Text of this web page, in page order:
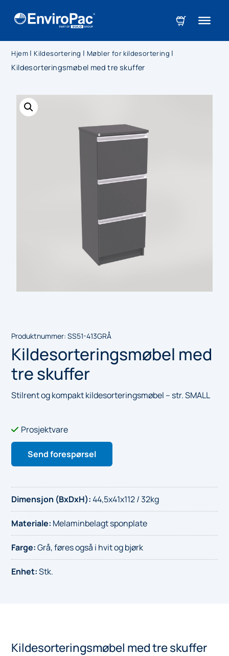
Hjem | Kildesortering | Møbler for kildesortering |
Kildesorteringsmøbel med tre skuffer
Produktnummer:SS51-413GRÅ
Kildesorteringsmøbel med
tre skuffer
Stilrent og kompakt kildesorteringsmøbel – str. SMALL
 Prosjektvare
Send forespørsel
Dimensjon (BxDxH):44,5x41x112 / 32kg
Materiale: Melaminbelagt sponplate
Farge:Grå, føres også i hvit og bjørk
Enhet:Stk.
Kildesorteringsmøbel med tre skuffer